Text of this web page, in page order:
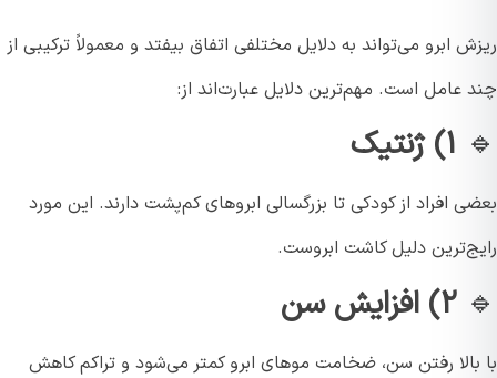
ابرو می‌تواند به دلایل مختلفی اتفاق بیفتد و معمولاً ترکیبی از
عامل است. مهم‌ترین دلایل عبارت‌اند از:
۱) ژنتیک
افراد از کودکی تا بزرگسالی ابروهای کم‌پشت دارند. این مورد
دلیل کاشت ابروست.
۲) افزایش سن
رفتن سن، ضخامت موهای ابرو کمتر می‌شود و تراکم کاهش